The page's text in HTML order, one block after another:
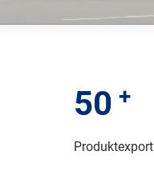
50 +
Produktexport